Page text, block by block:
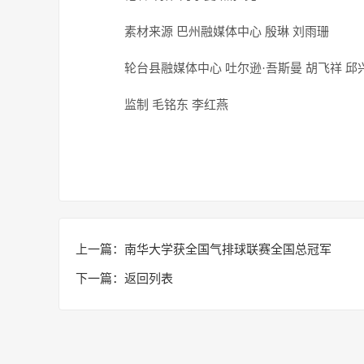
素材来源 巴州融媒体中心 殷琳 刘雨珊
轮台县融媒体中心 吐尔逊·吾斯曼 胡飞祥 邱
监制 毛铭东 李红燕
上一篇： 南华大学获全国气排球联赛全国总冠军
下一篇： 返回列表